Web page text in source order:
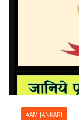
AAM JANKARI